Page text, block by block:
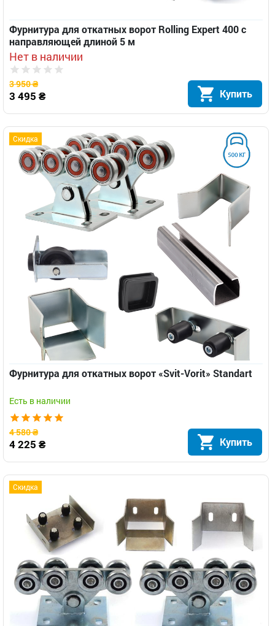
Фурнитура для откатных ворот Rolling Expert 400 с
направляющей длиной 5 м
Нет в наличии
3 950 ₴
3 495 ₴ Купить
Скидка
Фурнитура для откатных ворот «Svit-Vorit» Standart
Есть в наличии
4 580 ₴
4 225 ₴ Купить
Скидка